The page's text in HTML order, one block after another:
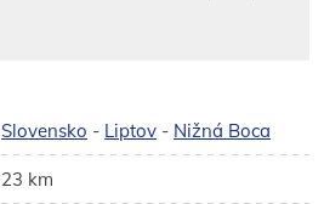
Slovensko - Liptov - Nižná Boca
23 km